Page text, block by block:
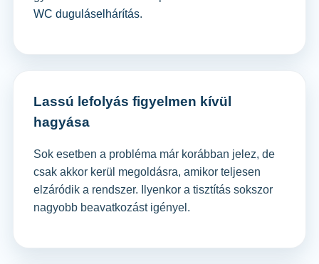
WC duguláselhárítás.
Lassú lefolyás figyelmen kívül
hagyása
Sok esetben a probléma már korábban jelez, de
csak akkor kerül megoldásra, amikor teljesen
elzáródik a rendszer. Ilyenkor a tisztítás sokszor
nagyobb beavatkozást igényel.